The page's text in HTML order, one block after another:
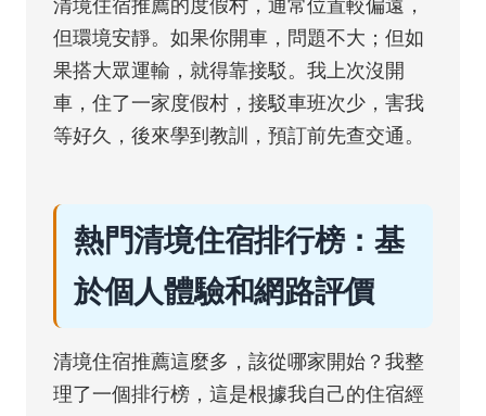
清境住宿推薦的度假村，通常位置較偏遠，
但環境安靜。如果你開車，問題不大；但如
果搭大眾運輸，就得靠接駁。我上次沒開
車，住了一家度假村，接駁車班次少，害我
等好久，後來學到教訓，預訂前先查交通。
熱門清境住宿排行榜：基
於個人體驗和網路評價
清境住宿推薦這麼多，該從哪家開始？我整
理了一個排行榜，這是根據我自己的住宿經